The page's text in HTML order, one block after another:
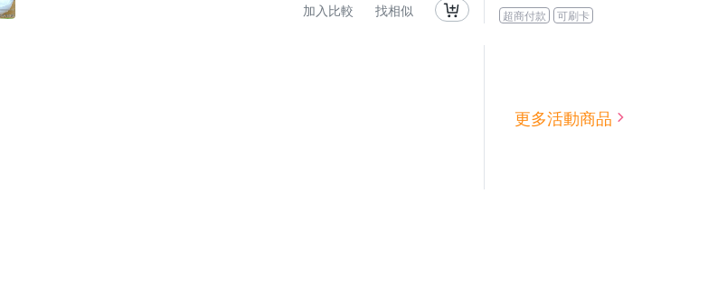
加入比較 找相似 超商付款 可刷卡
更多活動商品